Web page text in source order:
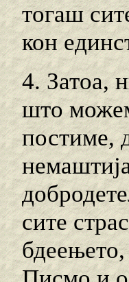
тогаш
кон
4. Затоа,
што
постиме,
сите